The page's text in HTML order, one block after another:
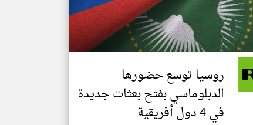
تغيير الدولة
اخبار جزر القمر على مدار الساعة
أهم اخبار جزر القمر العاجلة والمباشرة
روسيا توسع حضورها
الدبلوماسي بفتح بعثات جديدة
في 4 دول أفريقية
klyoum.com